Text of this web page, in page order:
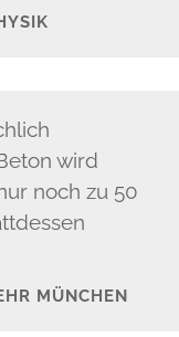
wird
noch zu 50
MÜNCHEN